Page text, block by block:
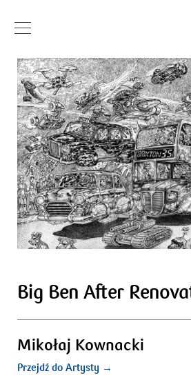
Big Ben After
Mikołaj Kownacki
Przejdź do Artysty →